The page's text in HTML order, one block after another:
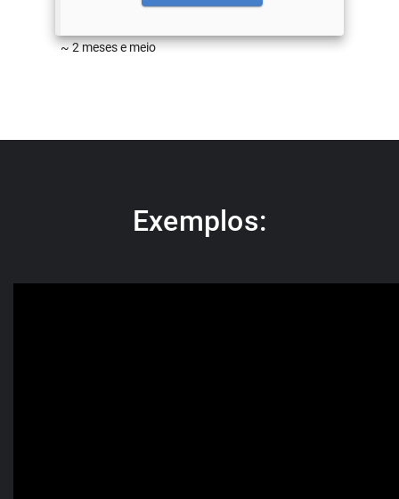
~ 2 meses e meio
Exemplos: